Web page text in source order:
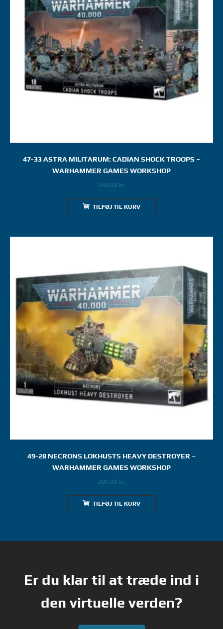
47-33 ASTRA MILITARUM: CADIAN SHOCK TROOPS –
WARHAMMER GAMES WORKSHOP
249,00 kr.
TILFØJ TIL KURV
49-28 NECRONS LOKHUSTS HEAVY DESTROYER –
WARHAMMER GAMES WORKSHOP
209,00 kr.
TILFØJ TIL KURV
Er du klar til at træde ind i
den virtuelle verden?